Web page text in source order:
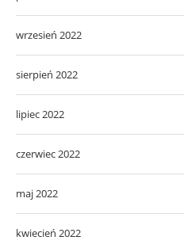
wrzesień 2022
sierpień 2022
lipiec 2022
czerwiec 2022
maj 2022
kwiecień 2022